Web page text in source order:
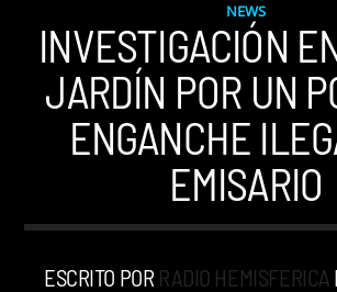
NEWS
INVESTIGACIÓN
JARDÍN POR UN
ENGANCHE
EMISARIO
ESCRITO POR RADIO HEMISFERICA